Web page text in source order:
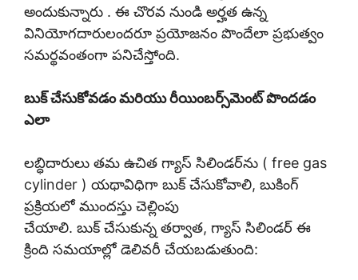
అందుకున్నారు . ఈ చొరవ నుండి అర్హత ఉన్న
వినియోగదారులందరూ ప్రయోజనం పొందేలా ప్రభుత్వం
సమర్థవంతంగా పనిచేస్తోంది.
బుక్ చేసుకోవడం మరియు రీయింబర్స్‌మెంట్ పొందడం
ఎలా
లబ్ధిదారులు తమ ఉచిత గ్యాస్ సిలిండర్‌ను ( free gas
cylinder ) యథావిధిగా బుక్ చేసుకోవాలి, బుకింగ్
ప్రక్రియలో ముందస్తు చెల్లింపు
చేయాలి. బుక్ చేసుకున్న తర్వాత, గ్యాస్ సిలిండర్ ఈ
క్రింది సమయాల్లో డెలివరీ చేయబడుతుంది: